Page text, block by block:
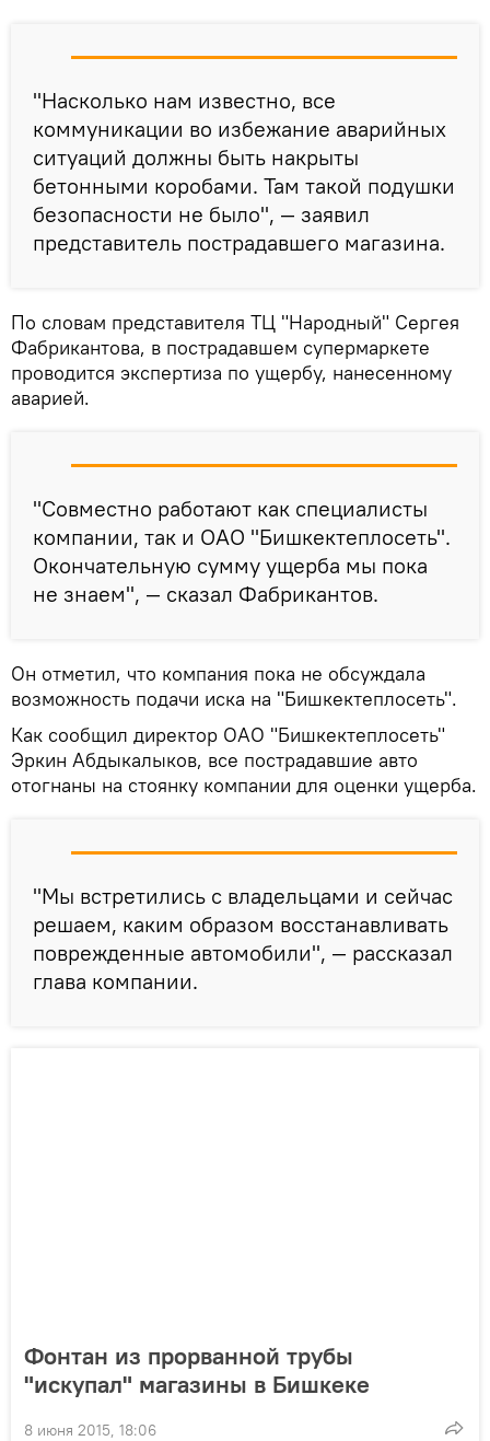
"Насколько нам известно, все
коммуникации во избежание аварийных
ситуаций должны быть накрыты
бетонными коробами. Там такой подушки
безопасности не было", — заявил
представитель пострадавшего магазина.
По словам представителя ТЦ "Народный" Сергея
Фабрикантова, в пострадавшем супермаркете
проводится экспертиза по ущербу, нанесенному
аварией.
"Совместно работают как специалисты
компании, так и ОАО "Бишкектеплосеть".
Окончательную сумму ущерба мы пока
не знаем", — сказал Фабрикантов.
Он отметил, что компания пока не обсуждала
возможность подачи иска на "Бишкектеплосеть".
Как сообщил директор ОАО "Бишкектеплосеть"
Эркин Абдыкалыков, все пострадавшие авто
отогнаны на стоянку компании для оценки ущерба.
"Мы встретились с владельцами и сейчас
решаем, каким образом восстанавливать
поврежденные автомобили", — рассказал
глава компании.
Фонтан из прорванной трубы
"искупал" магазины в Бишкеке
8 июня 2015, 18:06